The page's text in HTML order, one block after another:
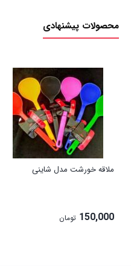
محصولات پیشنهادی
ملاقه خورشت مدل شاینی
150,000 تومان